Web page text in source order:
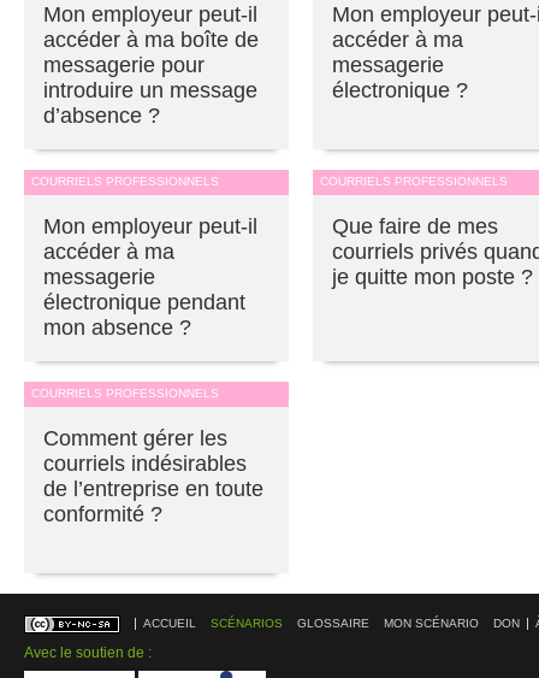
Mon employeur peut-il
accéder à ma boîte de
messagerie pour
introduire un message
d’absence ?
Mon employeur
accéder à ma
messagerie
électronique ?
COURRIELS PROFESSIONNELS
Mon employeur peut-il
accéder à ma
messagerie
électronique pendant
mon absence ?
COURRIELS PROFESSIONNELS
Que faire de mes
courriels privés
je quitte mon poste ?
COURRIELS PROFESSIONNELS
Comment gérer les
courriels indésirables
de l’entreprise en toute
conformité ?
ACCUEIL SCÉNARIOS GLOSSAIRE MON SCÉNARIO DON
Avec le soutien de :